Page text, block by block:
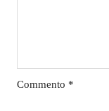
Commento *